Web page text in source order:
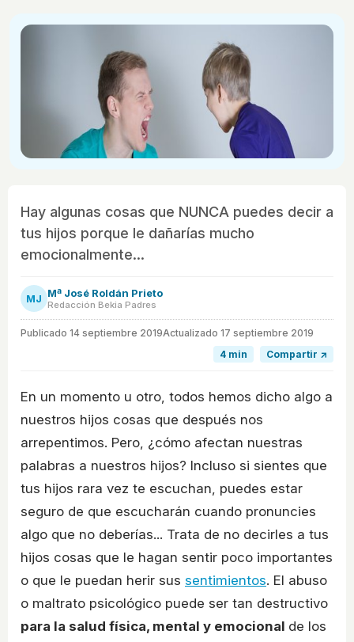
Hay algunas cosas que NUNCA puedes decir a
tus hijos porque le dañarías mucho
emocionalmente...
MJ Mª José Roldán Prieto
Redacción Bekia Padres
Publicado 14 septiembre 2019Actualizado 17 septiembre 2019
4 min
Compartir ↗
En un momento u otro, todos hemos dicho algo a
nuestros hijos cosas que después nos
arrepentimos. Pero, ¿cómo afectan nuestras
palabras a nuestros hijos? Incluso si sientes que
tus hijos rara vez te escuchan, puedes estar
seguro de que escucharán cuando pronuncies
algo que no deberías... Trata de no decirles a tus
hijos cosas que le hagan sentir poco importantes
o que le puedan herir sus sentimientos. El abuso
o maltrato psicológico puede ser tan destructivo
para la salud física, mental y emocional de los